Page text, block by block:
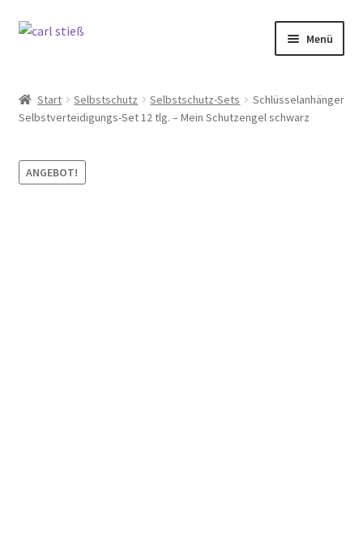
Zur
Zum
Menü
öffnen
Küche
Backen
Start Selbstschutz Selbstschutz-Sets
Schlüsselanhänger
Selbstverteidigungs-Set 12 tlg. – Mein Schutzengel schwarz
ANGEBOT!